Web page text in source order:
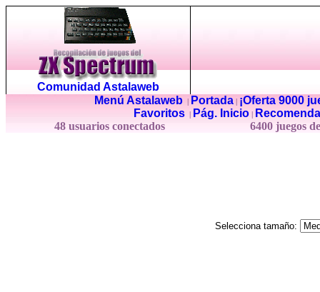
Comunidad Astalaweb
Menú Astalaweb| Portada|
¡Oferta 9000
Favoritos
Pág. Inicio
48 usuarios conectados
6400 juegos
Selecciona tamaño: